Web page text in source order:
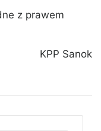
z prawem
KPP Sanok